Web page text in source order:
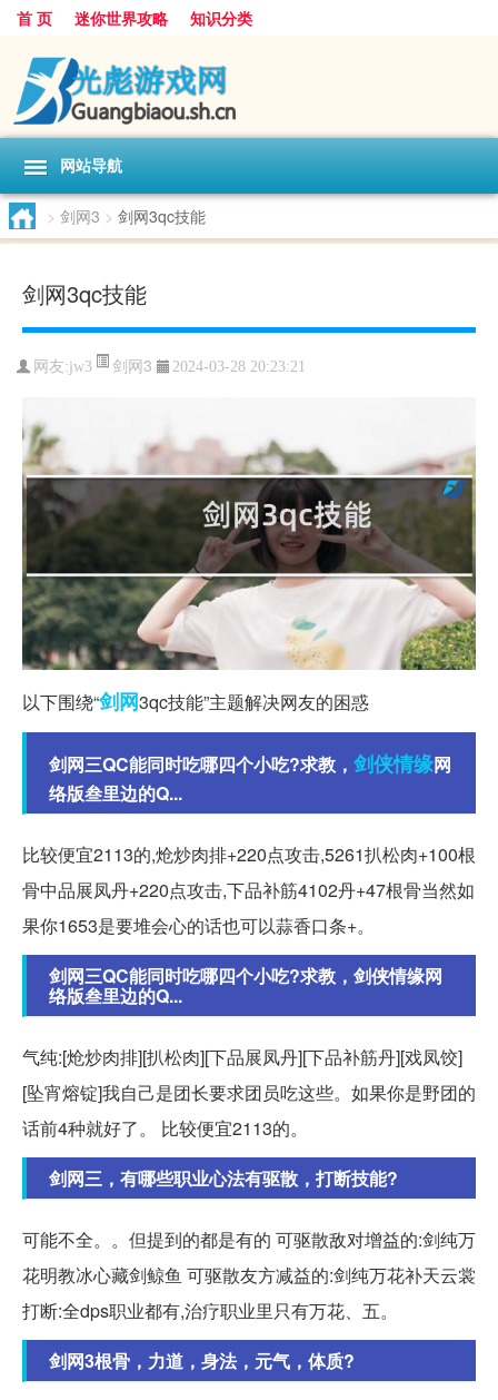
首 页 迷你世界攻略 知识分类
网站导航
> 剑网3 > 剑网3qc技能
剑网3qc技能
网友:jw3 剑网3 2024-03-28 20:23:21
以下围绕“剑网3qc技能”主题解决网友的困惑
剑网三QC能同时吃哪四个小吃?求教， 剑侠情缘网
络版叁里边的Q...
比较便宜2113的,炝炒肉排+220点攻击,5261扒松肉+100根
骨中品展凤丹+220点攻击,下品补筋4102丹+47根骨当然如
果你1653是要堆会心的话也可以蒜香口条+。
剑网三QC能同时吃哪四个小吃?求教，剑侠情缘网
络版叁里边的Q...
气纯:[炝炒肉排][扒松肉][下品展凤丹][下品补筋丹][戏凤饺]
[坠宵熔锭]我自己是团长要求团员吃这些。如果你是野团的
话前4种就好了。 比较便宜2113的。
剑网三，有哪些职业心法有驱散，打断技能?
可能不全。。但提到的都是有的 可驱散敌对增益的:剑纯万
花明教冰心藏剑鲸鱼 可驱散友方减益的:剑纯万花补天云裳
打断:全dps职业都有,治疗职业里只有万花、五。
剑网3根骨，力道，身法，元气，体质?